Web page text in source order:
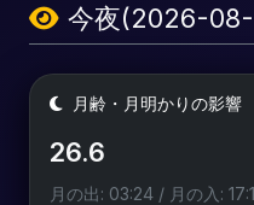
今夜(2026-
月齢・月明かりの影響
26.6
月の出: 03:24 / 月の入: